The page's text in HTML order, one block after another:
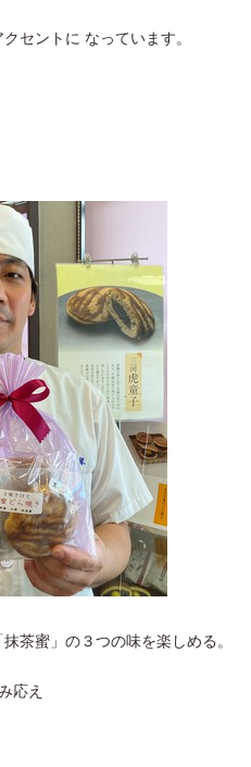
セントに なっています。
茶蜜」の３つの味を楽しめる。
応え